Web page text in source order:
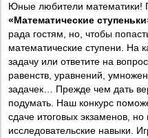
Юные любители математики!
«Математические
рада гостям, но, чтобы
математические ступени. На
задачу или ответите на
равенств, уравнений,
задачек… Прежде чем дать
подумать. Наш конкурс
сдаче итоговых экзаменов,
исследовательские навыки.